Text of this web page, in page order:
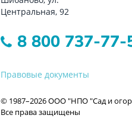
Центральная, 92
8 800 737-77-
Правовые документы
© 1987–2026 ООО "НПО "Сад и
Все права защищены